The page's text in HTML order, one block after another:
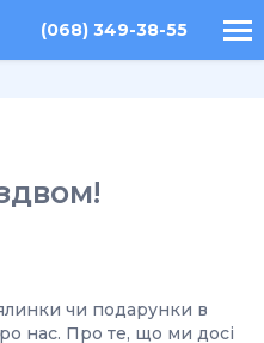
(068) 349-38-55
чи подарунки в
нас. Про те, що ми досі